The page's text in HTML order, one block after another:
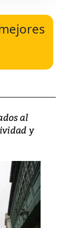
al
y